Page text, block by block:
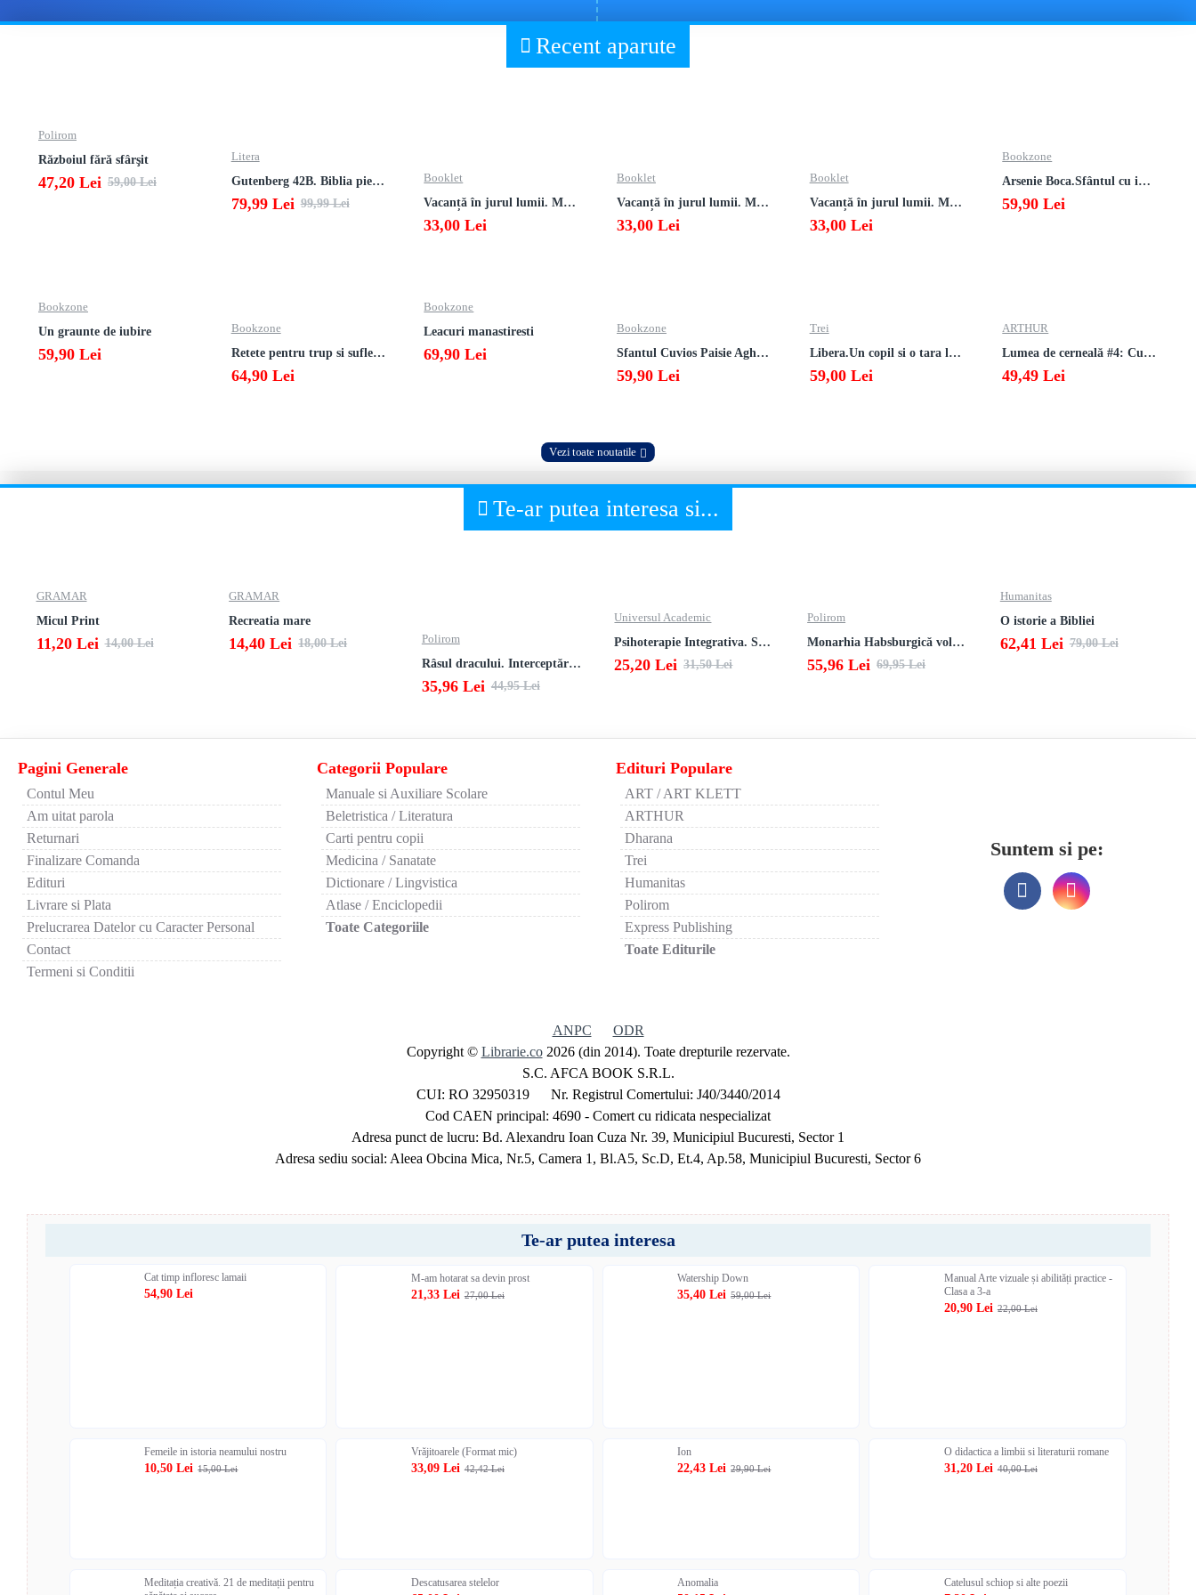
Recent aparute
Polirom
Războiul fără sfârşit
47,20 Lei 59,00 Lei
Litera
Gutenberg 42B. Biblia pierduta
79,99 Lei 99,99 Lei
Booklet
Vacanță în jurul lumii. Matematică clasa a VII-a – EDIȚIA 2026
33,00 Lei
Booklet
Vacanță în jurul lumii. Matematică clasa a VI-a – EDIȚIA 2026
33,00 Lei
Booklet
Vacanță în jurul lumii. Matematică clasa a V-a – EDIȚIA 2026
33,00 Lei
Bookzone
Arsenie Boca.Sfântul cu inima cat cerul
59,90 Lei
Bookzone
Un graunte de iubire
59,90 Lei
Bookzone
Retete pentru trup si suflet din bucataria manastirii
64,90 Lei
Bookzone
Leacuri manastiresti
69,90 Lei
Bookzone
Sfantul Cuvios Paisie Aghioritul
59,90 Lei
Trei
Libera.Un copil si o tara la sfarsitul istoriei.Lea Ypi
59,00 Lei
ARTHUR
Lumea de cerneală #4: Culoarea răzbunării
49,49 Lei
Vezi toate noutatile
Te-ar putea interesa si...
GRAMAR
Micul Print
11,20 Lei 14,00 Lei
GRAMAR
Recreatia mare
14,40 Lei 18,00 Lei
Polirom
Râsul dracului. Interceptări, informaţii desecretizate, autodenunţuri
35,96 Lei 44,95 Lei
Universul Academic
Psihoterapie Integrativa. Studii
25,20 Lei 31,50 Lei
Polirom
Monarhia Habsburgică vol. VI (1848-1918)
55,96 Lei 69,95 Lei
Humanitas
O istorie a Bibliei
62,41 Lei 79,00 Lei
Pagini Generale
Contul Meu
Am uitat parola
Returnari
Finalizare Comanda
Edituri
Livrare si Plata
Prelucrarea Datelor cu Caracter Personal
Contact
Termeni si Conditii
Categorii Populare
Manuale si Auxiliare Scolare
Beletristica / Literatura
Carti pentru copii
Medicina / Sanatate
Dictionare / Lingvistica
Atlase / Enciclopedii
Toate Categoriile
Edituri Populare
ART / ART KLETT
ARTHUR
Dharana
Trei
Humanitas
Polirom
Express Publishing
Toate Editurile
Suntem si pe:
ANPC
ODR
Copyright © Librarie.co 2026 (din 2014). Toate drepturile rezervate.
S.C. AFCA BOOK S.R.L.
CUI: RO 32950319 Nr. Registrul Comertului: J40/3440/2014
Cod CAEN principal: 4690 - Comert cu ridicata nespecializat
Adresa punct de lucru: Bd. Alexandru Ioan Cuza Nr. 39, Municipiul Bucuresti, Sector 1
Adresa sediu social: Aleea Obcina Mica, Nr.5, Camera 1, Bl.A5, Sc.D, Et.4, Ap.58, Municipiul Bucuresti, Sector 6
Te-ar putea interesa
Cat timp infloresc lamaii
54,90 Lei
M-am hotarat sa devin prost
21,33 Lei 27,00 Lei
Watership Down
35,40 Lei 59,00 Lei
Manual Arte vizuale și abilități practice -
Clasa a 3-a
20,90 Lei 22,00 Lei
Femeile in istoria neamului nostru
10,50 Lei 15,00 Lei
Vrăjitoarele (Format mic)
33,09 Lei 42,42 Lei
Ion
22,43 Lei 29,90 Lei
O didactica a limbii si literaturii romane
31,20 Lei 40,00 Lei
Meditația creativă. 21 de meditații pentru
Descatusarea stelelor Anomalia Catelusul schiop si alte poezii